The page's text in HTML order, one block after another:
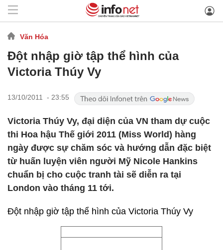
Văn Hóa
Đột nhập giờ tập thể hình của
Victoria Thúy Vy
13/10/2011 - 23:55
Victoria Thúy Vy, đại diện của VN tham dự cuộc
thi Hoa hậu Thế giới 2011 (Miss World) hàng
ngày được sự chăm sóc và hướng dẫn đặc biệt
từ huấn luyện viên người Mỹ Nicole Hankins
chuẩn bị cho cuộc tranh tài sẽ diễn ra tại
London vào tháng 11 tới.
Đột nhập giờ tập thể hình của Victoria Thúy Vy